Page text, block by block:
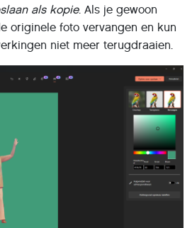
als kopie. Als je gewoon
originele foto vervangen en kun
niet meer terugdraaien.